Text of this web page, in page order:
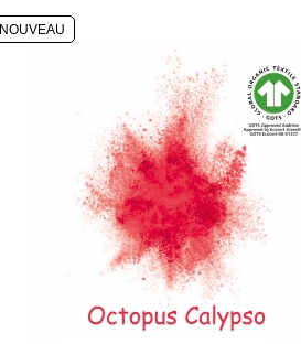
NOUVEAU